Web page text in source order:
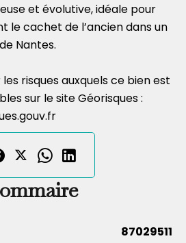
et évolutive, idéale pour
le cachet de l’ancien dans un
Nantes.
risques auxquels ce bien est
sur le site Géorisques :
87029511